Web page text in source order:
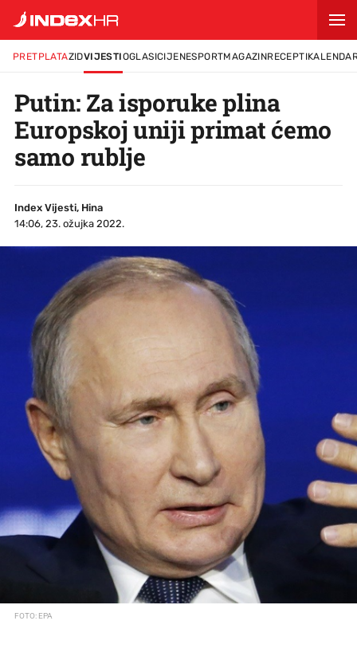
PRETPLATAZIDVIJESTIOGLASICIJENESPORTMAGAZINRECEPTI
Putin: Za isporuke plina
Europskoj uniji primat ćemo
samo rublje
Index Vijesti, Hina
14:06, 23. ožujka 2022.
FOTO: EPA